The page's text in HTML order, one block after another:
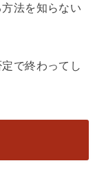
法を知らない
で終わってし